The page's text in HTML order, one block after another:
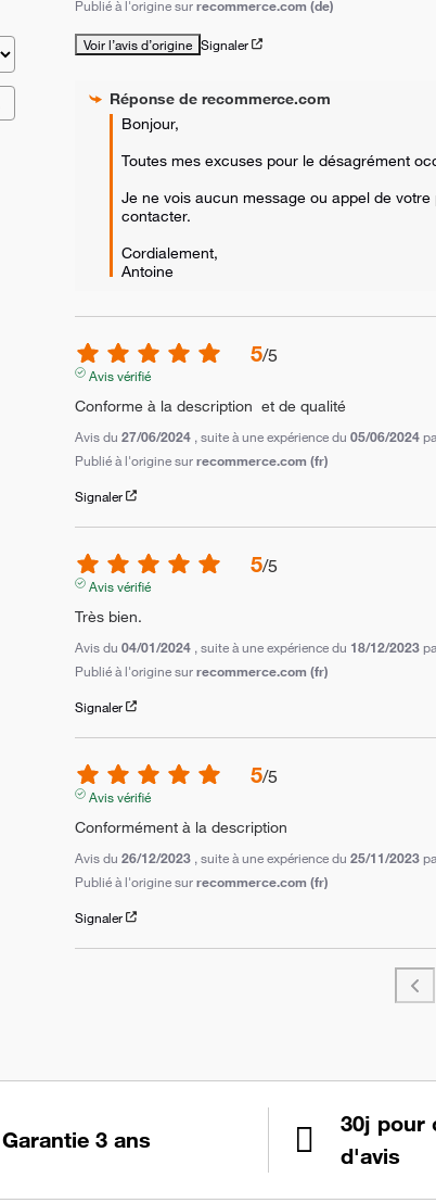
Publié à l'origine surrecommerce.com (de)
Voir l’avis d’origine Signaler
Réponse derecommerce.com
Bonjour,
Toutes mes excuses pour le désagrément
Je ne vois aucun message ou appel de
contacter.
Cordialement,
Antoine
5/5
Avis vérifié
Conforme à la description  et de qualité
Avis du27/06/2024 , suite à une expérience du05/06/2024
Publié à l'origine surrecommerce.com (fr)
Signaler
5/5
Avis vérifié
Très bien.
Avis du04/01/2024 , suite à une expérience du 18/12/2023
Publié à l'origine surrecommerce.com (fr)
Signaler
5/5
Avis vérifié
Conformément à la description
Avis du26/12/2023 , suite à une expérience du25/11/2023
Publié à l'origine surrecommerce.com (fr)
Signaler
Garantie 3 ans
30j pour
d'avis